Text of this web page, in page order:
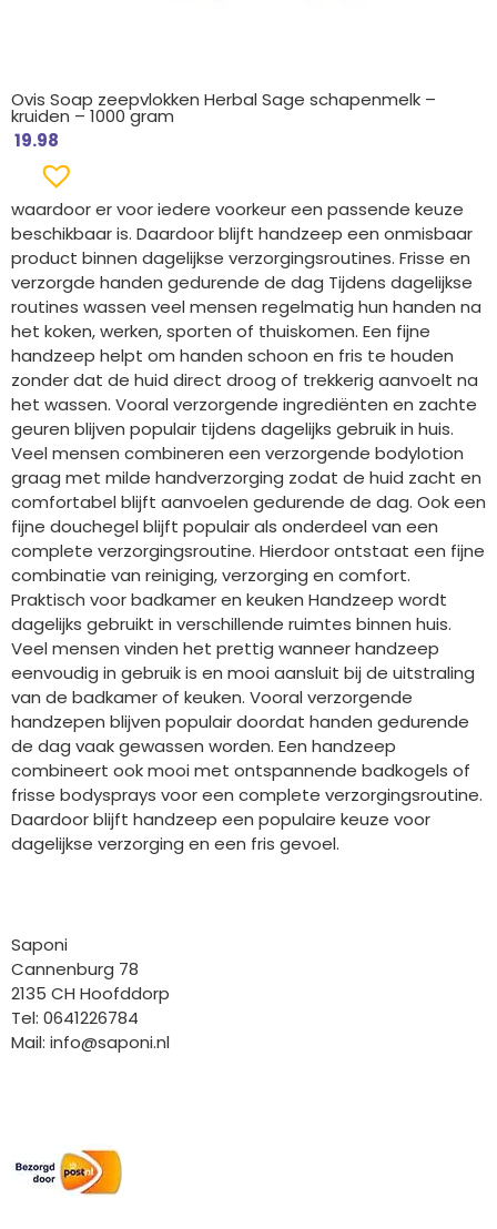
Ovis Soap zeepvlokken Herbal Sage schapenmelk –
kruiden – 1000 gram
19.98
waardoor er voor iedere voorkeur een passende keuze
beschikbaar is. Daardoor blijft handzeep een onmisbaar
product binnen dagelijkse verzorgingsroutines. Frisse en
verzorgde handen gedurende de dag Tijdens dagelijkse
routines wassen veel mensen regelmatig hun handen na
het koken, werken, sporten of thuiskomen. Een fijne
handzeep helpt om handen schoon en fris te houden
zonder dat de huid direct droog of trekkerig aanvoelt na
het wassen. Vooral verzorgende ingrediënten en zachte
geuren blijven populair tijdens dagelijks gebruik in huis.
Veel mensen combineren een verzorgende bodylotion
graag met milde handverzorging zodat de huid zacht en
comfortabel blijft aanvoelen gedurende de dag. Ook een
fijne douchegel blijft populair als onderdeel van een
complete verzorgingsroutine. Hierdoor ontstaat een fijne
combinatie van reiniging, verzorging en comfort.
Praktisch voor badkamer en keuken Handzeep wordt
dagelijks gebruikt in verschillende ruimtes binnen huis.
Veel mensen vinden het prettig wanneer handzeep
eenvoudig in gebruik is en mooi aansluit bij de uitstraling
van de badkamer of keuken. Vooral verzorgende
handzepen blijven populair doordat handen gedurende
de dag vaak gewassen worden. Een handzeep
combineert ook mooi met ontspannende badkogels of
frisse bodysprays voor een complete verzorgingsroutine.
Daardoor blijft handzeep een populaire keuze voor
dagelijkse verzorging en een fris gevoel.
Saponi
Cannenburg 78
2135 CH Hoofddorp
Tel: 0641226784
Mail: info@saponi.nl